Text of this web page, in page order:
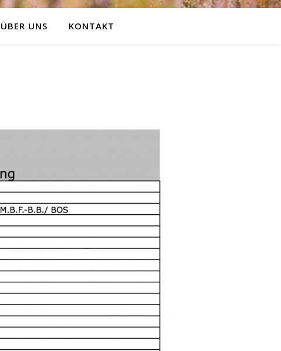
ÜBER UNS KONTAKT